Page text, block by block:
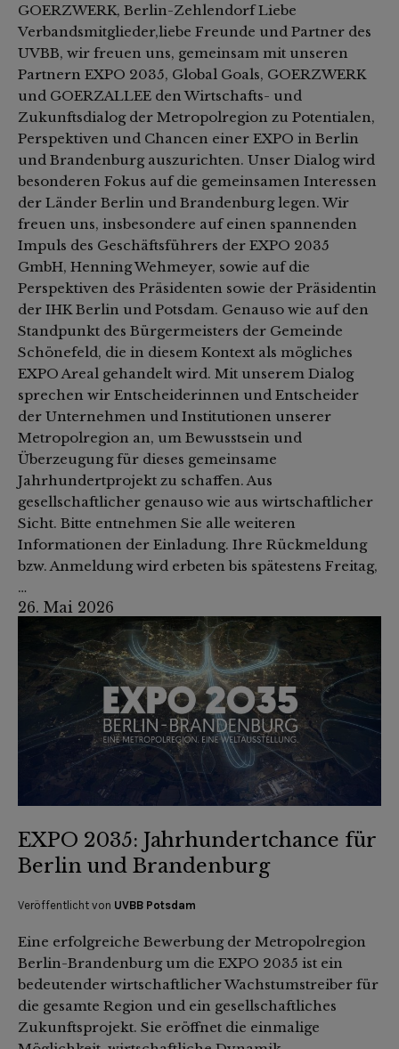
GOERZWERK, Berlin-Zehlendorf Liebe
Verbandsmitglieder,liebe Freunde und Partner des
UVBB, wir freuen uns, gemeinsam mit unseren
Partnern EXPO 2035, Global Goals, GOERZWERK
und GOERZALLEE den Wirtschafts- und
Zukunftsdialog der Metropolregion zu Potentialen,
Perspektiven und Chancen einer EXPO in Berlin
und Brandenburg auszurichten. Unser Dialog wird
besonderen Fokus auf die gemeinsamen Interessen
der Länder Berlin und Brandenburg legen. Wir
freuen uns, insbesondere auf einen spannenden
Impuls des Geschäftsführers der EXPO 2035
GmbH, Henning Wehmeyer, sowie auf die
Perspektiven des Präsidenten sowie der Präsidentin
der IHK Berlin und Potsdam. Genauso wie auf den
Standpunkt des Bürgermeisters der Gemeinde
Schönefeld, die in diesem Kontext als mögliches
EXPO Areal gehandelt wird. Mit unserem Dialog
sprechen wir Entscheiderinnen und Entscheider
der Unternehmen und Institutionen unserer
Metropolregion an, um Bewusstsein und
Überzeugung für dieses gemeinsame
Jahrhundertprojekt zu schaffen. Aus
gesellschaftlicher genauso wie aus wirtschaftlicher
Sicht. Bitte entnehmen Sie alle weiteren
Informationen der Einladung. Ihre Rückmeldung
bzw. Anmeldung wird erbeten bis spätestens Freitag,
…
26. Mai 2026
EXPO 2035: Jahrhundertchance für
Berlin und Brandenburg
Veröffentlicht von UVBB Potsdam
Eine erfolgreiche Bewerbung der Metropolregion
Berlin-Brandenburg um die EXPO 2035 ist ein
bedeutender wirtschaftlicher Wachstumstreiber für
die gesamte Region und ein gesellschaftliches
Zukunftsprojekt. Sie eröffnet die einmalige